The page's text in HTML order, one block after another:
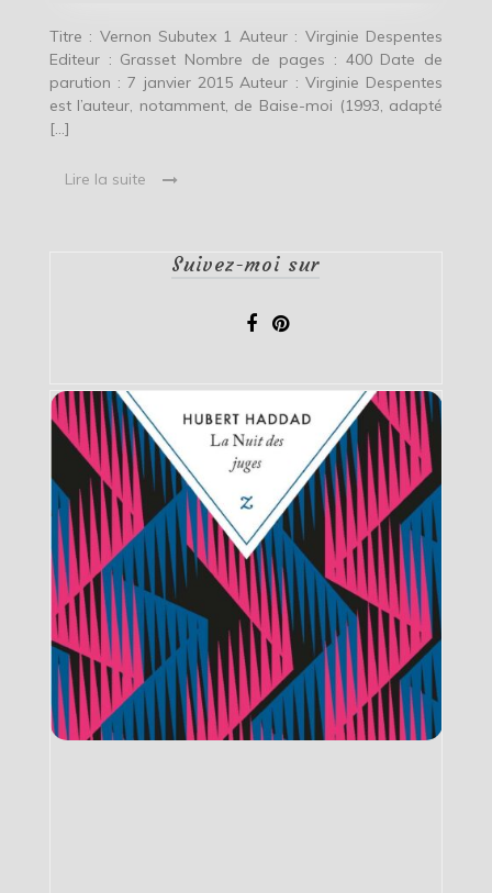
Titre : Vernon Subutex 1 Auteur : Virginie Despentes
Editeur : Grasset Nombre de pages : 400 Date de
parution : 7 janvier 2015 Auteur : Virginie Despentes
est l’auteur, notamment, de Baise-moi (1993, adapté
[…]
Lire la suite
Suivez-moi sur